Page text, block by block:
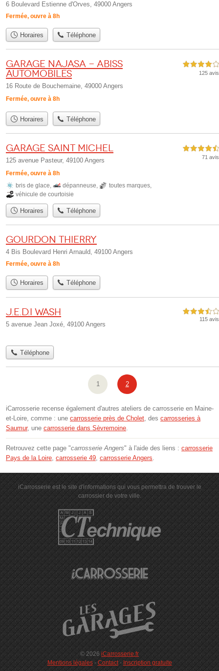
6 Boulevard Estienne d'Orves, 49000 Angers
Fermée, ouvre à 8h
Horaires Téléphone
Garage Najasa - Abiss
Automobiles
16 Route de Bouchemaine, 49000 Angers
Fermée, ouvre à 8h
4,0 étoiles sur 5
125 avis
Horaires Téléphone
Garage saint michel
125 avenue Pasteur, 49100 Angers
Fermée, ouvre à 8h
4,5 étoiles sur 5
71 avis
bris de glace dépanneuse toutes marques
véhicule de courtoisie
Horaires Téléphone
GOURDON Thierry
4 Bis Boulevard Henri Arnauld, 49100 Angers
Fermée, ouvre à 8h
Horaires Téléphone
J.E.D.I Wash
5 avenue Jean Joxé, 49100 Angers
3,5 étoiles sur 5
115 avis
Téléphone
1 2
iCarrosserie recense également d'autres ateliers de carrosserie en Maine-
et-Loire, comme : une carrosserie près de Cholet , des carrosseries à
Saumur, une carrosserie dans Sèvremoine
Retrouvez cette page "carrosserie Angers" à l'aide des liens : carrosserie
Pays de la Loire carrosserie 49 carrosserie Angers
iCarrosserie est le site d'informations qui vous permettra de trouver le
carrossier de votre ville.
© 2026 iCarrosserie.fr
Mentions légales- Contact- Inscription gratuite